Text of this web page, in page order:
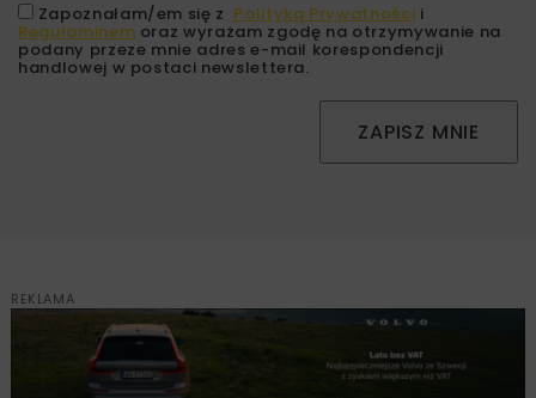
Zapoznałam/em się z Polityką Prywatności i
Regulaminem oraz wyrażam zgodę na otrzymywanie na
podany przeze mnie adres e-mail korespondencji
handlowej w postaci newslettera.
ZAPISZ MNIE
REKLAMA